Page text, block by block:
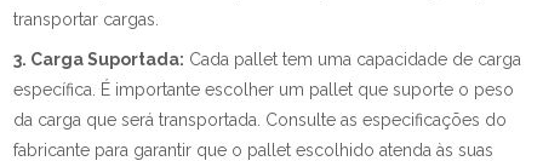
transportar cargas.
3. Carga Suportada: Cada pallet tem uma capacidade de carga
específica. É importante escolher um pallet que suporte o peso
da carga que será transportada. Consulte as especificações do
fabricante para garantir que o pallet escolhido atenda às suas